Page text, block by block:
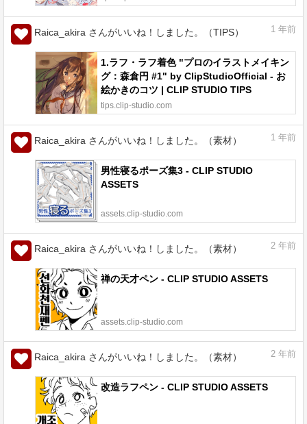
Raica_akira さんがいいね！しました。（TIPS） 1 年前
1.ラフ・ラフ着色 "プロのイラストメイキン
グ：森倉円 #1" by ClipStudioOfficial - お
絵かきのコツ | CLIP STUDIO TIPS
tips.clip-studio.com
Raica_akira さんがいいね！しました。（素材） 1 年前
男性寝るポーズ集3 - CLIP STUDIO
ASSETS
assets.clip-studio.com
Raica_akira さんがいいね！しました。（素材） 2 年前
禅の天才ペン - CLIP STUDIO ASSETS
assets.clip-studio.com
Raica_akira さんがいいね！しました。（素材） 2 年前
改造ラフペン - CLIP STUDIO ASSETS